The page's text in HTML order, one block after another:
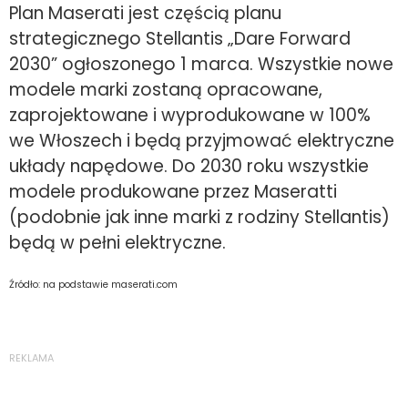
Plan Maserati jest częścią planu
strategicznego Stellantis „Dare Forward
2030” ogłoszonego 1 marca. Wszystkie nowe
modele marki zostaną opracowane,
zaprojektowane i wyprodukowane w 100%
we Włoszech i będą przyjmować elektryczne
układy napędowe. Do 2030 roku wszystkie
modele produkowane przez Maseratti
(podobnie jak inne marki z rodziny Stellantis)
będą w pełni elektryczne.
Źródło: na podstawie maserati.com
REKLAMA